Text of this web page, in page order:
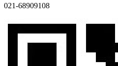
021-68909108